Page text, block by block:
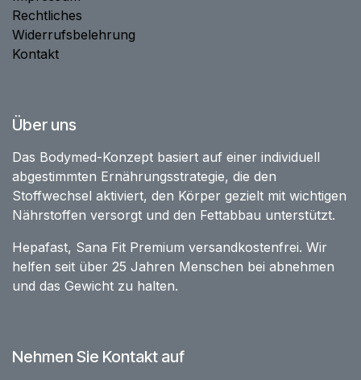
Rechtliches
Widerrufsbelehrung
Kontakt
Über uns
Das Bodymed-Konzept basiert auf einer individuell
abgestimmten Ernährungsstrategie, die den
Stoffwechsel aktiviert, den Körper gezielt mit wichtigen
Nährstoffen versorgt und den Fettabbau unterstützt.
Hepafast, Sana Fit Premium versandkostenfrei. Wir
helfen seit über 25 Jahren Menschen bei abnehmen
und das Gewicht zu halten.
Nehmen Sie Kontakt auf